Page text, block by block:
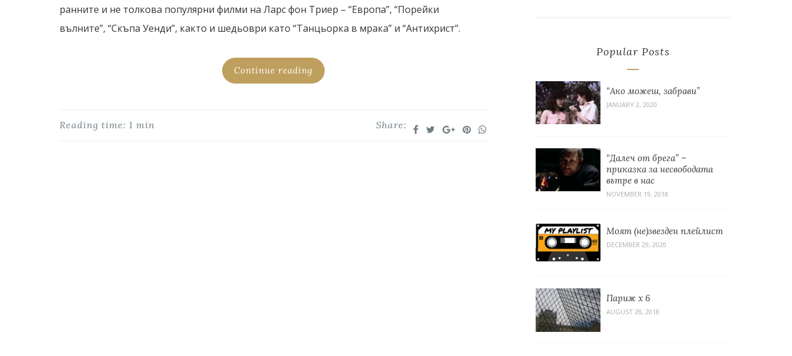
ранните и не толкова популярни филми на Ларс фон Триер – “Европа”, “Порейки
вълните”, “Скъпа Уенди”, както и шедьоври като “Танцьорка в мрака” и “Антихрист”.
Continue reading
Share:
Reading time: 1 min
Popular Posts
“Ако можеш, забрави”
JANUARY 2, 2020
“Далеч от брега” –
приказка за несвободата
вътре в нас
NOVEMBER 19, 2018
Моят (не)звезден плейлист
DECEMBER 29, 2020
Париж x 6
AUGUST 28, 2018